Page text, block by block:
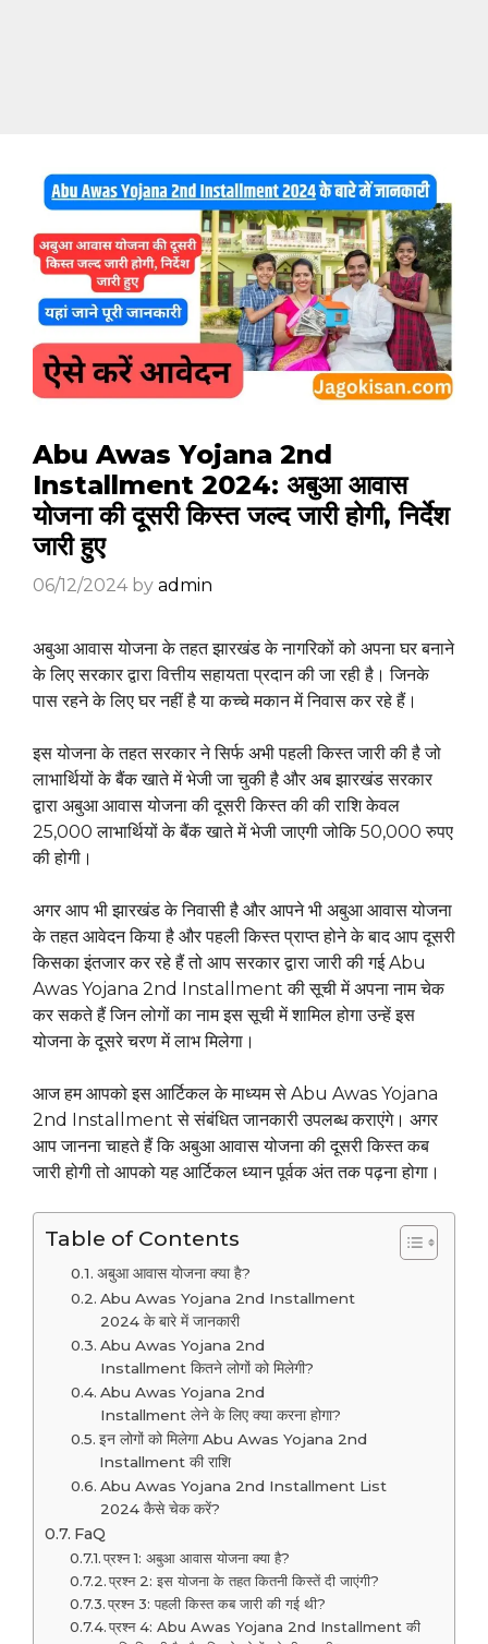
Abu Awas Yojana 2nd
Installment 2024: अबुआ आवास
योजना की दूसरी किस्त जल्द जारी होगी, निर्देश
जारी हुए
06/12/2024 by admin
अबुआ आवास योजना के तहत झारखंड के नागरिकों को अपना घर बनाने
के लिए सरकार द्वारा वित्तीय सहायता प्रदान की जा रही है। जिनके
पास रहने के लिए घर नहीं है या कच्चे मकान में निवास कर रहे हैं।
इस योजना के तहत सरकार ने सिर्फ अभी पहली किस्त जारी की है जो
लाभार्थियों के बैंक खाते में भेजी जा चुकी है और अब झारखंड सरकार
द्वारा अबुआ आवास योजना की दूसरी किस्त की की राशि केवल
25,000 लाभार्थियों के बैंक खाते में भेजी जाएगी जोकि 50,000 रुपए
की होगी।
अगर आप भी झारखंड के निवासी है और आपने भी अबुआ आवास योजना
के तहत आवेदन किया है और पहली किस्त प्राप्त होने के बाद आप दूसरी
किसका इंतजार कर रहे हैं तो आप सरकार द्वारा जारी की गई Abu
Awas Yojana 2nd Installment की सूची में अपना नाम चेक
कर सकते हैं जिन लोगों का नाम इस सूची में शामिल होगा उन्हें इस
योजना के दूसरे चरण में लाभ मिलेगा।
आज हम आपको इस आर्टिकल के माध्यम से Abu Awas Yojana
2nd Installment से संबंधित जानकारी उपलब्ध कराएंगे। अगर
आप जानना चाहते हैं कि अबुआ आवास योजना की दूसरी किस्त कब
जारी होगी तो आपको यह आर्टिकल ध्यान पूर्वक अंत तक पढ़ना होगा।
Table of Contents
अबुआ आवास योजना क्या है?
Abu Awas Yojana 2nd Installment
2024 के बारे में जानकारी
Abu Awas Yojana 2nd
Installment कितने लोगों को मिलेगी?
Abu Awas Yojana 2nd
Installment लेने के लिए क्या करना होगा?
इन लोगों को मिलेगा Abu Awas Yojana 2nd
Installment की राशि
Abu Awas Yojana 2nd Installment List
2024 कैसे चेक करें?
FaQ
प्रश्न 1: अबुआ आवास योजना क्या है?
प्रश्न 2: इस योजना के तहत कितनी किस्तें दी जाएंगी?
प्रश्न 3: पहली किस्त कब जारी की गई थी?
प्रश्न 4: Abu Awas Yojana 2nd Installment की